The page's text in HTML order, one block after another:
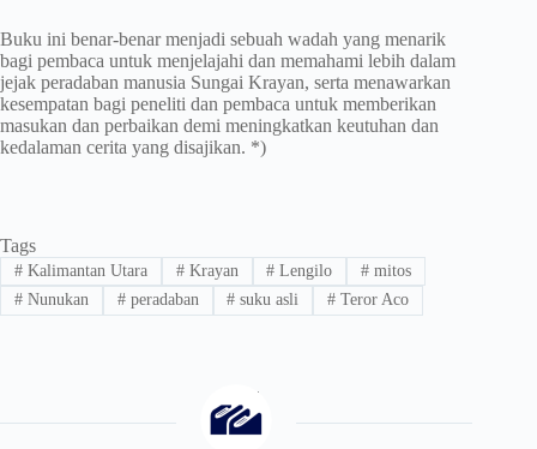
Buku ini benar-benar menjadi sebuah wadah yang menarik
bagi pembaca untuk menjelajahi dan memahami lebih dalam
jejak peradaban manusia Sungai Krayan, serta menawarkan
kesempatan bagi peneliti dan pembaca untuk memberikan
masukan dan perbaikan demi meningkatkan keutuhan dan
kedalaman cerita yang disajikan. *)
Tags
#Kalimantan Utara #Krayan # Lengilo # mitos
#Nunukan #peradaban # suku asli # Teror Aco